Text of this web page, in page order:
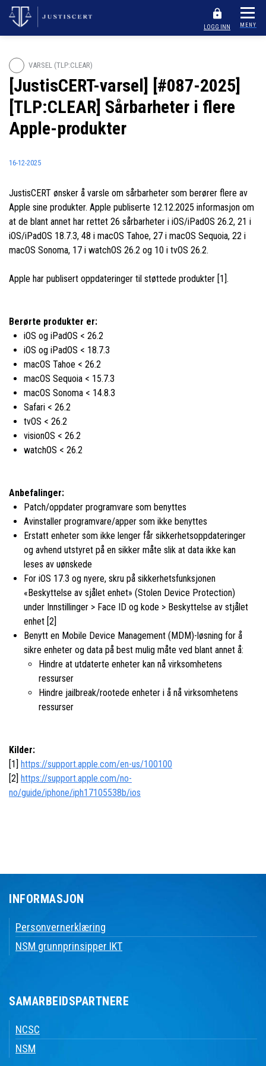
LOGG INN MENY
VARSEL (TLP:CLEAR)
[JustisCERT-varsel] [#087-2025]
[TLP:CLEAR] Sårbarheter i flere
Apple-produkter
16-12-2025
JustisCERT ønsker å varsle om sårbarheter som berører flere av
Apple sine produkter. Apple publiserte 12.12.2025 informasjon om
at de blant annet har rettet 26 sårbarheter i iOS/iPadOS 26.2, 21 i
iOS/iPadOS 18.7.3, 48 i macOS Tahoe, 27 i macOS Sequoia, 22 i
macOS Sonoma, 17 i watchOS 26.2 og 10 i tvOS 26.2.
Apple har publisert oppdateringer til støttede produkter [1].
Berørte produkter er:
iOS og iPadOS < 26.2
iOS og iPadOS < 18.7.3
macOS Tahoe < 26.2
macOS Sequoia < 15.7.3
macOS Sonoma < 14.8.3
Safari < 26.2
tvOS < 26.2
visionOS < 26.2
watchOS < 26.2
Anbefalinger:
Patch/oppdater programvare som benyttes
Avinstaller programvare/apper som ikke benyttes
Erstatt enheter som ikke lenger får sikkerhetsoppdateringer
og avhend utstyret på en sikker måte slik at data ikke kan
leses av uønskede
For iOS 17.3 og nyere, skru på sikkerhetsfunksjonen
«Beskyttelse av sjålet enhet» (Stolen Device Protection)
under Innstillinger > Face ID og kode > Beskyttelse av stjålet
enhet [2]
Benytt en Mobile Device Management (MDM)-løsning for å
sikre enheter og data på best mulig måte ved blant annet å:
Hindre at utdaterte enheter kan nå virksomhetens
ressurser
Hindre jailbreak/rootede enheter i å nå virksomhetens
ressurser
Kilder:
[1] https://support.apple.com/en-us/100100
[2] https://support.apple.com/no-
no/guide/iphone/iph17105538b/ios
INFORMASJON
Personvernerklæring
NSM grunnprinsipper IKT
SAMARBEIDSPARTNERE
NCSC
NSM